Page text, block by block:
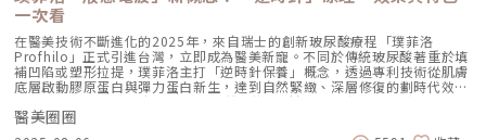
Profhilo 逆時針之所以能成為抗老界的寵兒，不僅是因為它的成分純淨，
更因為它解決了傳統醫美難以觸及的「盲區」。它不靠體積填充，而是透過
「液態拉皮」的概念，從根本提升肌膚彈性。以下四個部位是我在臨床運用
中最推薦的：1. 臉部液態拉皮：BAP 五點精準誘導這是 Profhilo 的核心應
用。與傳統玻尿酸增加臉部「厚重感」或「體積支撐」的邏輯完全不同，
Profhilo 本質上是液態拉皮。我們採用國際標準的 BAP（Bio Aesthetic
Points）五點注射法，這五個點是避開重要血管、精準將玻尿酸導入真皮層
的黃金位置： 顴骨高點：啟動中臉肌膚的生物重塑，優化張力。 鼻翼瞳孔
交界：透過提升肌膚彈力，自然弱化法令紋的視覺感。 耳廓下前緣：強化
一次看
在醫美技術不斷進化的2025年，來自瑞士的創新玻尿酸療程「璞菲洛
Profhilo」正式引進台灣，立即成為醫美新寵。不同於傳統玻尿酸著重於填
補凹陷或塑形拉提，璞菲洛主打「逆時針保養」概念，透過專利技術從肌膚
底層啟動膠原蛋白與彈力蛋白新生，達到自然緊緻、深層修復的劃時代效
果。 Profhilo更邀請郭台銘夫人曾馨瑩擔任形象大使，迅速成為市場焦
點。我們將帶你全面認識這項創新療程，從作用原理、五大特色到適合對象
與常見問題，一次搞懂「逆時針玻尿酸」的魅力！ 璞菲洛Profhilo是什
醫美圈圈